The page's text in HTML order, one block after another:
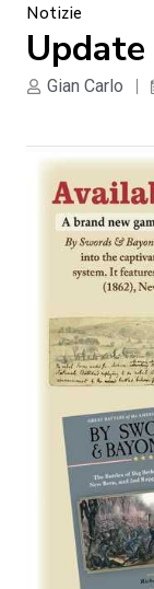
Notizie
Gian Carlo